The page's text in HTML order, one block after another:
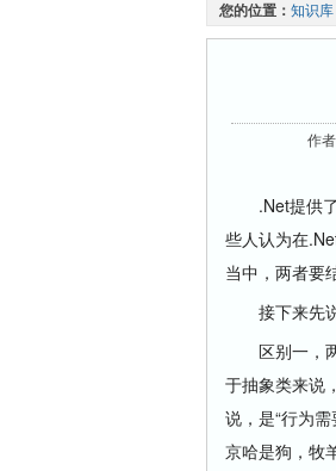
您的位置： 知识库
作
.Net提供了
些人认为在
当中，两者要
接下来先说
区别一，两
于抽象类来说
说，是“行为
京哈是狗，牧